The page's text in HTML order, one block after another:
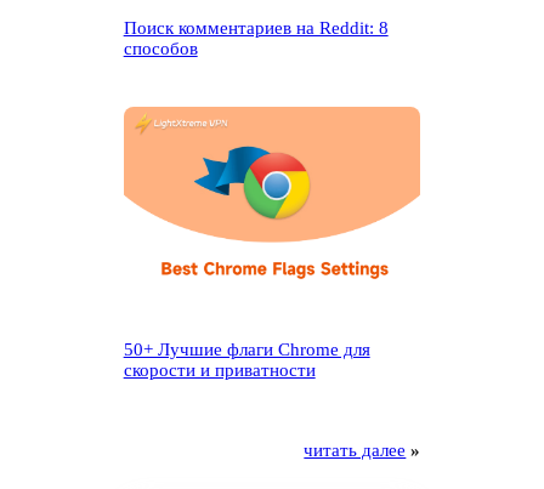
Поиск комментариев на Reddit: 8
способов
50+ Лучшие флаги Chrome для
скорости и приватности
читать далее »